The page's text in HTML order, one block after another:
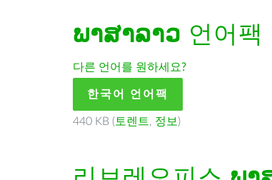
ພາສາລາວ 언어팩
다른 언어를 원하세요?
한국어 언어팩
440 KB ( 토렌트, 정보 )